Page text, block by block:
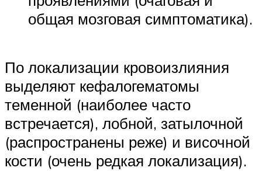
общая мозговая симптоматика).
По локализации кровоизлияния
выделяют кефалогематомы
теменной (наиболее часто
встречается), лобной, затылочной
(распространены реже) и височной
кости (очень редкая локализация).